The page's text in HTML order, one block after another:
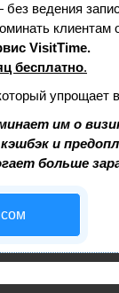
ведения
VisitTime.
бесплатно.
упрощает
им о
и
больше